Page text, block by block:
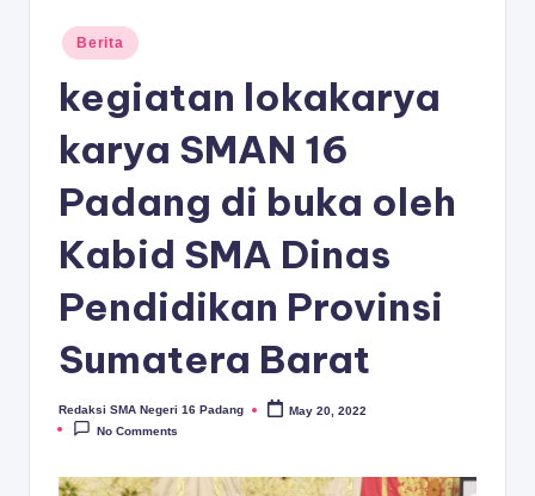
N
G
Posted
in
Berita
kegiatan lokakarya
karya SMAN 16
Padang di buka oleh
Kabid SMA Dinas
Pendidikan Provinsi
Sumatera Barat
Posted
by
Redaksi SMA Negeri 16 Padang
May 20, 2022
No Comments